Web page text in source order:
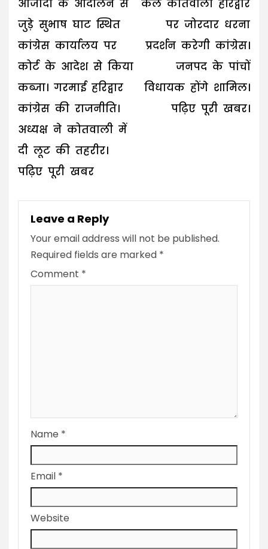
आजादी के आंदोलन से
जुड़े सुभाष घाट स्थित
कांग्रेस कार्यालय पर
कोर्ट के आदेश से किया
कब्जा। गरमाई हरिद्वार
कांग्रेस की राजनीति।
अध्यक्ष ने कोतवाली में
दी लूट की तहरीर।
पढ़िए पूरी खबर
कल कोतवाली हरिद्वार
पर जोरदार धरना
प्रदर्शन करेगी कांग्रेस।
जनपद के पांचों
विधायक होंगे शामिल।
पढ़िए पूरी खबर।
Leave a Reply
Your email address will not be published.
Required fields are marked *
Comment *
Name *
Email *
Website